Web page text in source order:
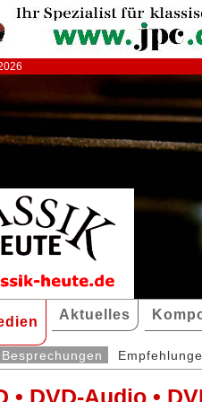
Aktuelles
Besprechungen
• DVD-Audio •